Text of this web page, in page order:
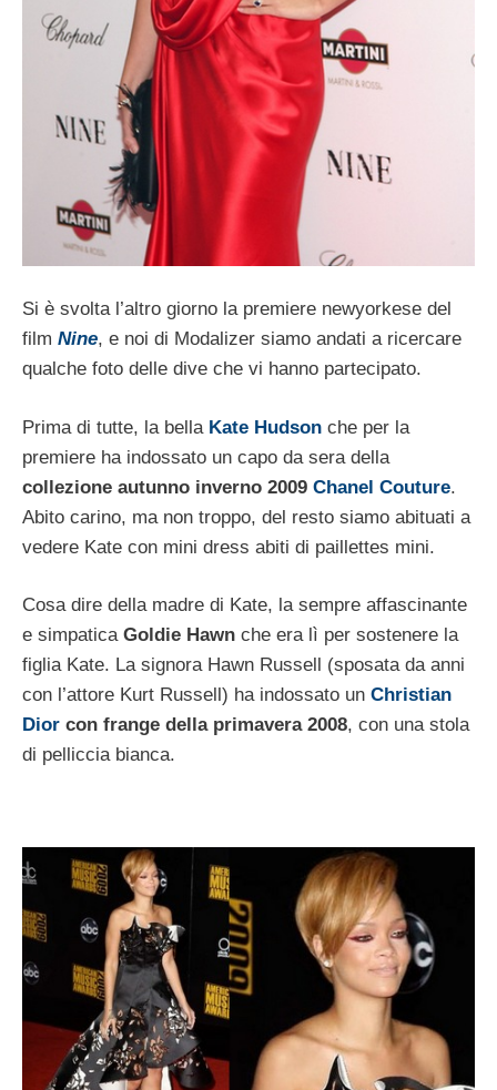
Si è svolta l’altro giorno la premiere newyorkese del
film Nine, e noi di Modalizer siamo andati a ricercare
qualche foto delle dive che vi hanno partecipato.
Prima di tutte, la bella Kate Hudson che per la
premiere ha indossato un capo da sera della
collezione autunno inverno 2009 Chanel Couture.
Abito carino, ma non troppo, del resto siamo abituati a
vedere Kate con mini dress abiti di paillettes mini.
Cosa dire della madre di Kate, la sempre affascinante
e simpatica Goldie Hawn che era lì per sostenere la
figlia Kate. La signora Hawn Russell (sposata da anni
con l’attore Kurt Russell) ha indossato un Christian
Dior con frange della primavera 2008, con una stola
di pelliccia bianca.